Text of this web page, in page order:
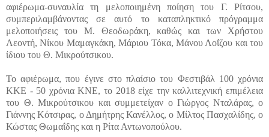
αφιέρωμα-συναυλία τη μελοποιημένη ποίηση του Γ. Ρίτσου,
συμπεριλαμβάνοντας σε αυτό το καταπληκτικό πρόγραμμα
μελοποιήσεις του Μ. Θεοδωράκη, καθώς και των Χρήστου
Λεοντή, Νίκου Μαμαγκάκη, Μάριου Τόκα, Μάνου Λοΐζου και του
ίδιου του Θ. Μικρούτσικου.
Το αφιέρωμα, που έγινε στο πλαίσιο του Φεστιβάλ 100 χρόνια
ΚΚΕ - 50 χρόνια ΚΝΕ, το 2018 είχε την καλλιτεχνική επιμέλεια
του Θ. Μικρούτσικου και συμμετείχαν ο Γιώργος Νταλάρας, ο
Γιάννης Κότσιρας, ο Δημήτρης Κανέλλος, ο Μίλτος Πασχαλίδης, ο
Κώστας Θωμαΐδης και η Ρίτα Αντωνοπούλου.